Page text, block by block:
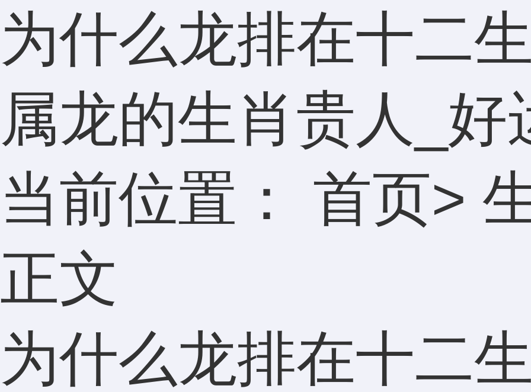
为什么龙排在十二
属龙的生肖贵人_好
当前位置： 首页>
正文
为什么龙排在十二